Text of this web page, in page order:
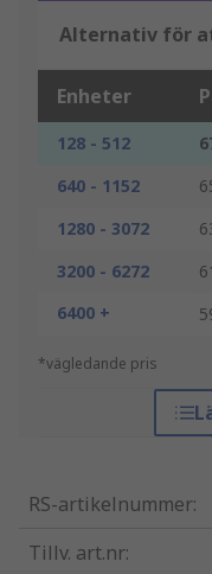
Alternativ för
Enheter
128 - 512
640 - 1152
1280 - 3072
3200 - 6272
6400 +
*vägledande pris
RS-artikelnummer:
Tillv. art.nr: